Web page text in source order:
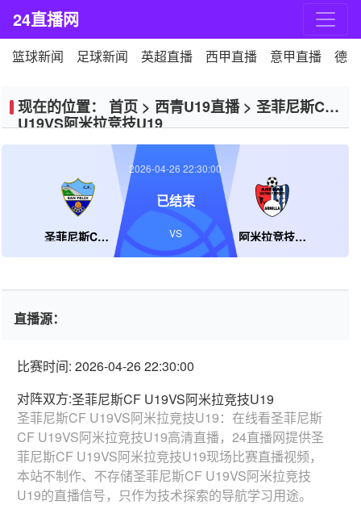
24直播网
篮球新闻 足球新闻 英超直播 西甲直播 意甲直播 德
现在的位置： 首页 > 西青U19直播> 圣菲尼斯CF
U19VS阿米拉竞技U19
圣菲尼斯CF U19 阿米拉竞技U19
2026-04-26 22:30:00
已结束
VS
直播源：
比赛时间: 2026-04-26 22:30:00
对阵双方:圣菲尼斯CF U19VS阿米拉竞技U19
圣菲尼斯CF U19VS阿米拉竞技U19：在线看圣菲尼斯
CF U19VS阿米拉竞技U19高清直播，24直播网提供圣
菲尼斯CF U19VS阿米拉竞技U19现场比赛直播视频，
本站不制作、不存储圣菲尼斯CF U19VS阿米拉竞技
U19的直播信号，只作为技术探索的导航学习用途。